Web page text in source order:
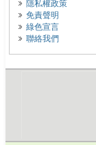
隱私權政策
免責聲明
綠色宣言
聯絡我們